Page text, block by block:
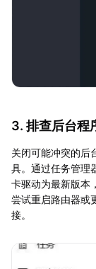
3. 排查后台程
关闭可能冲突的后
具。通过任务管理
卡驱动为最新版本
尝试重启路由器或
接。